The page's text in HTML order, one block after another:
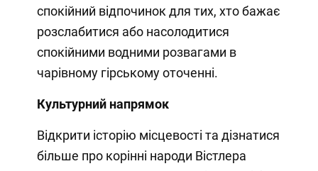
спокійний відпочинок для тих, хто бажає
розслабитися або насолодитися
спокійними водними розвагами в
чарівному гірському оточенні.
Культурний напрямок
Відкрити історію місцевості та дізнатися
більше про корінні народи Вістлера